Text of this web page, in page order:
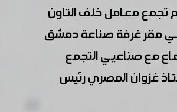
تجمع معامل خلف التاون
مقر غرفة صناعة دمشق
مع صناعيي التجمع
غزوان المصري رئيس